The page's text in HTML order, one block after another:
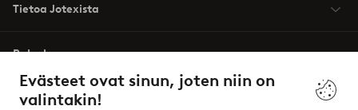
Evästeet ovat sinun, joten niin on
valintakin!
Tietoa Jotexista
Palvelumme
Ehdot